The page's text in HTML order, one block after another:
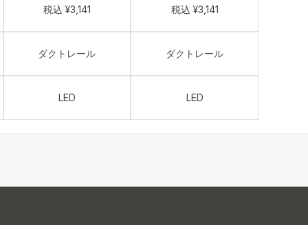
税込 ¥3,141
ダクトレール
LED
税込 ¥3,141
ダクトレール
LED